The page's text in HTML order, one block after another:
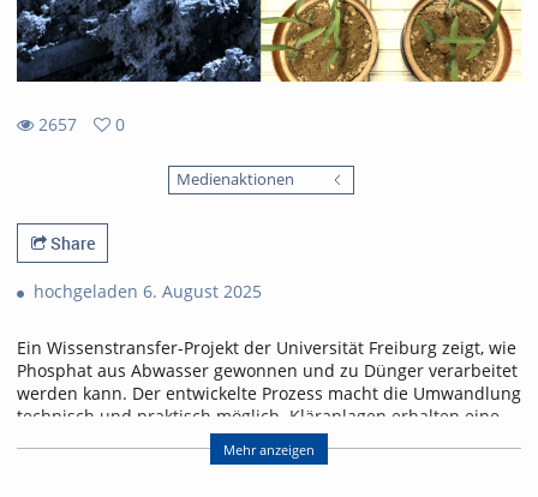
2657
0
Medienaktionen
Share
hochgeladen 6. August 2025
Ein Wissenstransfer-Projekt der Universität Freiburg zeigt, wie
Phosphat aus Abwasser gewonnen und zu Dünger verarbeitet
werden kann. Der entwickelte Prozess macht die Umwandlung
technisch und praktisch möglich. Kläranlagen erhalten eine
Lösung, um der gesetzlichen Rückgewinnungspflicht ab 2029
frühzeitig nachzukommen.
Mehr anzeigen